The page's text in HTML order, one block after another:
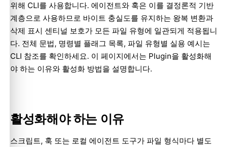
위해 CLI를 사용합니다. 에이전트와 훅은 이를 결정론적 기반
계층으로 사용하므로 바이트 충실도를 유지하는 왕복 변환과
삭제 표시 센티널 보호가 모든 파일 유형에 일관되게 적용됩니
다. 전체 문법, 명령별 플래그 목록, 파일 유형별 실용 예시는
CLI 참조를 확인하세요. 이 페이지에서는 Plugin을 활성화해
야 하는 이유와 활성화 방법을 설명합니다.
활성화해야 하는 이유
스크립트, 훅 또는 로컬 에이전트 도구가 파일 형식마다 별도